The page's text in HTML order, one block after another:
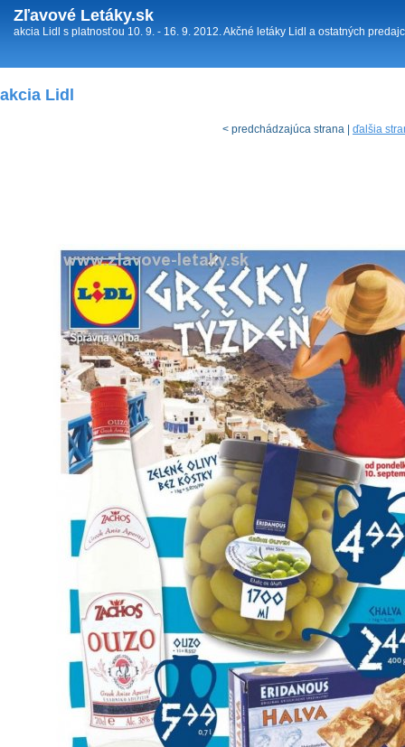
Zľavové Letáky.sk
akcia Lidl s platnosťou 10. 9. - 16. 9. 2012. Akčné letáky Lidl a ostatných
akcia Lidl
< predchádzajúca strana | ďalšia